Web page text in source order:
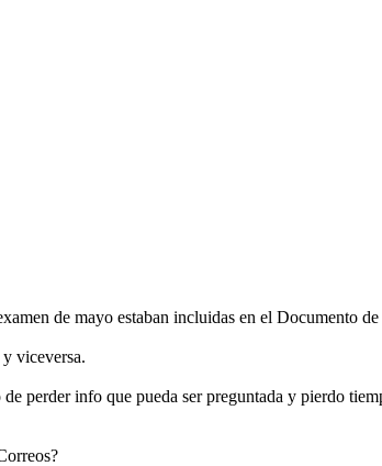
de mayo estaban incluidas en el Documento
viceversa.
perder info que pueda ser preguntada y pierdo